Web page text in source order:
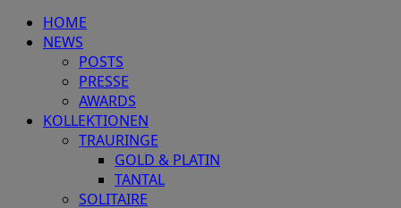
HOME
NEWS
POSTS
PRESSE
AWARDS
KOLLEKTIONEN
TRAURINGE
GOLD & PLATIN
TANTAL
SOLITAIRE